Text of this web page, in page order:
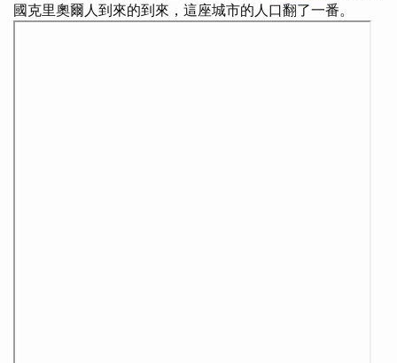
國克里奧爾人到來的到來，這座城市的人口翻了一番。